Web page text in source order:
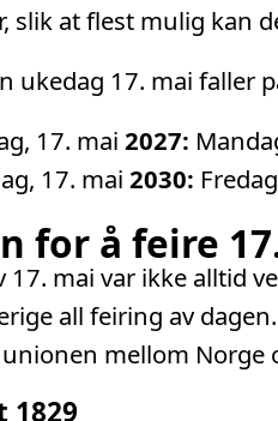
slik at flest mulig kan
ukedag 17. mai faller
17. mai 2027:
17. mai 2030:
for å feire
17. mai var ikke alltid
all feiring av
mellom Norge
1829